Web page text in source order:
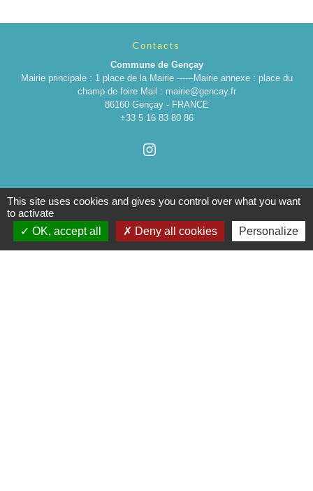
Contacts
Commune de Gençay
Mairie principale : 1 place de la Mairie ------Mairie annexe : place du
champ de foire Mail : mairie@gencay.fr
86160 Gençay - FRANCE
+33 5 16 83 80 86
Liens
This site uses cookies and gives you control over what you want
to activate
OK, accept all
Deny all cookies Personalize